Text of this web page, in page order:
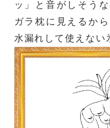
ッ」と音がしそう
ガラ枕に見えるか
水漏れして使えない